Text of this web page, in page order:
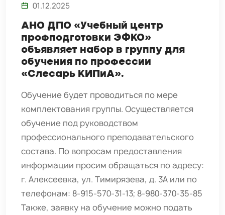
01.12.2025
АНО ДПО «Учебный центр
профподготовки ЭФКО»
объявляет набор в группу для
обучения по профессии
«Слесарь КИПиА».
Обучение будет проводиться по мере
комплектования группы. Осуществляется
обучение под руководством
профессионального преподавательского
состава. По вопросам предоставления
информации просим обращаться по адресу:
г. Алексеевка, ул. Тимирязева, д. 3А или по
телефонам: 8-915-570-31-13; 8-980-370-35-85
Также, заявку на обучение можно подать